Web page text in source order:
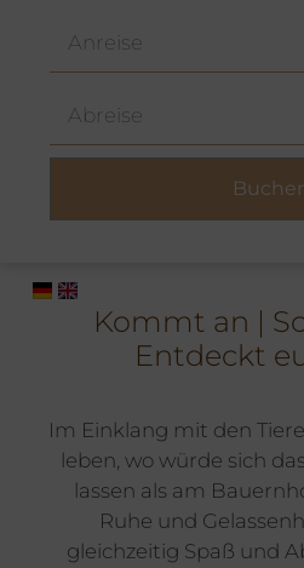
Kommt an |
Entdeckt
Im Einklang mit den
leben, wo würde sich
lassen als am
Ruhe und
gleichzeitig Spaß und